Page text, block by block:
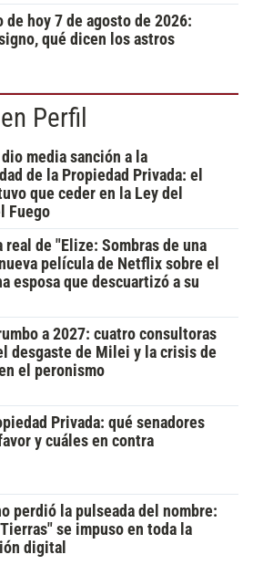
de hoy 7 de agosto de 2026:
qué dicen los astros
Perfil
dio media sanción a la
de la Propiedad Privada: el
que ceder en la Ley del
Fuego
real de "Elize: Sombras de una
película de Netflix sobre el
esposa que descuartizó a su
a 2027: cuatro consultoras
desgaste de Milei y la crisis de
el peronismo
Privada: qué senadores
y cuáles en contra
perdió la pulseada del nombre:
Tierras" se impuso en toda la
digital